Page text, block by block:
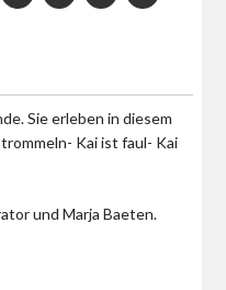
Sie erleben in diesem
Kai ist faul- Kai
und Marja Baeten.